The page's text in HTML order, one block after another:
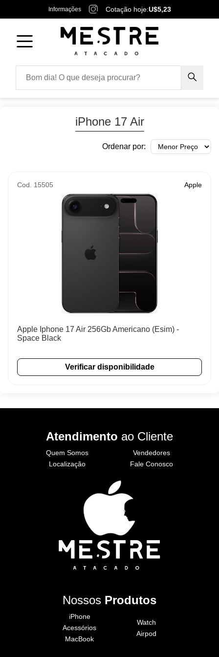
Informações Cotação hoje:U$5,23
iPhone 17 Air
Ordenar por:
Cod. 15505 Apple
Apple Iphone 17 Air 256Gb Americano (Esim) -
Space Black
Verificar disponibilidade
Atendimento ao Cliente
Quem Somos
Localização
Vendedores
Fale Conosco
Nossos Produtos
iPhone
Acessórios
MacBook
Watch
Airpod